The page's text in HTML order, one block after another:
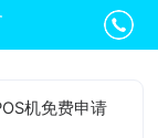
机免费申请